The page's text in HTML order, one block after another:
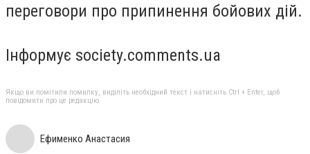
переговори про припинення бойових дій.
Інформує society.comments.ua
Якщо ви помітили помилку, виділіть необхідний текст і натисніть Ctrl + Enter, щоб
повідомити про це редакцію
Ефименко Анастасия